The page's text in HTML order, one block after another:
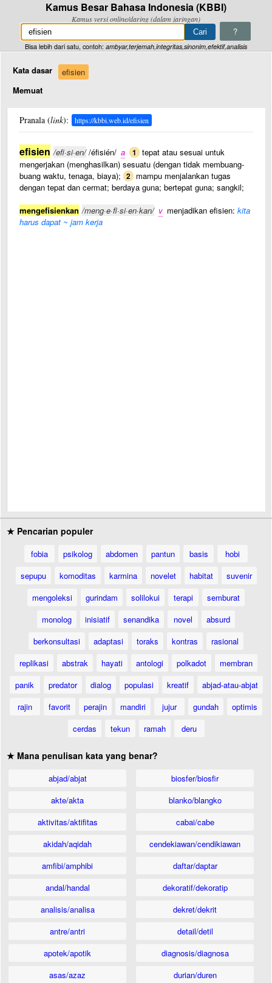
Kamus Besar Bahasa Indonesia (KBBI)
Kamus versi online/daring (dalam jaringan)
?
Bisa lebih dari satu, contoh: ambyar,terjemah,integritas,sinonim,efektif,analisis
Kata dasar
efisien
Memuat
Pranala (link): https://kbbi.web.id/efisien
efisien /efi·si·en//éfisién/ a 1 tepat atau sesuai untuk
mengerjakan (menghasilkan) sesuatu (dengan tidak membuang-
buang waktu, tenaga, biaya); 2 mampu menjalankan tugas
dengan tepat dan cermat; berdaya guna; bertepat guna; sangkil;
mengefisienkan /meng·e·fi·si·en·kan/ v menjadikan efisien: kita
harus dapat ~ jam kerja
★ Pencarian populer
fobia psikolog abdomen pantun basis
hobi
sepupu
komoditas karmina novelet habitat
suvenir
mengoleksi
gurindam solilokui terapi
semburat
monolog
inisiatif senandika novel
absurd
berkonsultasi
adaptasi toraks kontras
rasional
replikasi
abstrak hayati antologi polkadot
membran
panik
predator dialog populasi kreatif
abjad-atau-abjat
rajin
favorit perajin mandiri jujur gundah
optimis
cerdas
tekun ramah deru
★ Mana penulisan kata yang benar?
abjad/abjat
akte/akta
aktivitas/aktifitas
akidah/aqidah
amfibi/amphibi
andal/handal
analisis/analisa
antre/antri
apotek/apotik
asas/azaz
biosfer/biosfir
blanko/blangko
cabai/cabe
cendekiawan/cendikiawan
daftar/daptar
dekoratif/dekoratip
dekret/dekrit
detail/detil
diagnosis/diagnosa
durian/duren